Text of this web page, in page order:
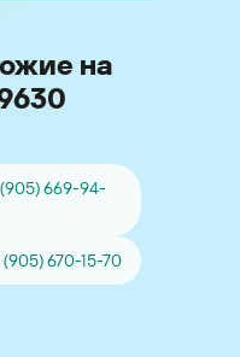
на
669-94-
(905) 670-15-70